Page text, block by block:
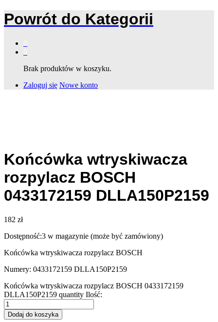
Powrót do Kategorii
Brak produktów w koszyku.
Zaloguj się Nowe konto
Końcówka wtryskiwacza
rozpylacz BOSCH
0433172159 DLLA150P2159
182 zł
Dostępność:3 w magazynie (może być zamówiony)
Końcówka wtryskiwacza rozpylacz BOSCH
Numery: 0433172159 DLLA150P2159
Końcówka wtryskiwacza rozpylacz BOSCH 0433172159
DLLA150P2159 quantity Ilość:
Dodaj do koszyka